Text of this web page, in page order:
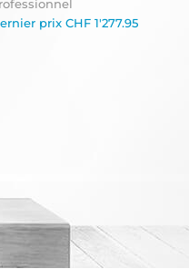
prix CHF1'277.95